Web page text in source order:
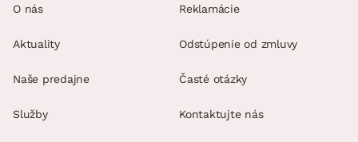
O nás
Aktuality
Naše predajne
Služby
Reklamácie
Odstúpenie od zmluvy
Časté otázky
Kontaktujte nás